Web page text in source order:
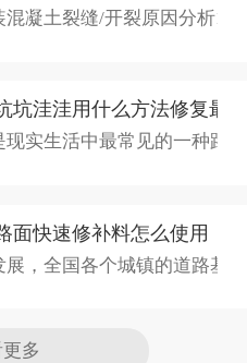
混凝土裂缝/开裂原因分析1
坑洼洼用什么方法修复最
现实生活中最常见的一种路
面快速修补料怎么使用
展，全国各个城镇的道路基
多